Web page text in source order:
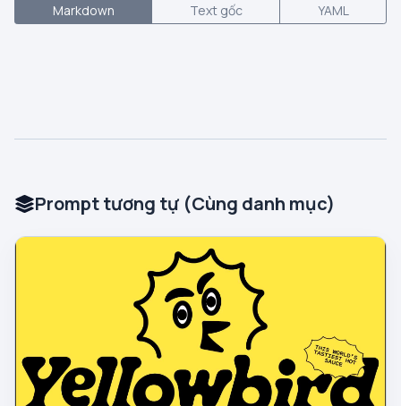
Markdown Text gốc YAML
Prompt tương tự (Cùng danh mục)